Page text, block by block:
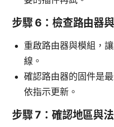
步驟 6：檢查路由器
重啟路由器與模組，
線。
確認路由器的固件是
依指示更新。
步驟 7：確認地區與